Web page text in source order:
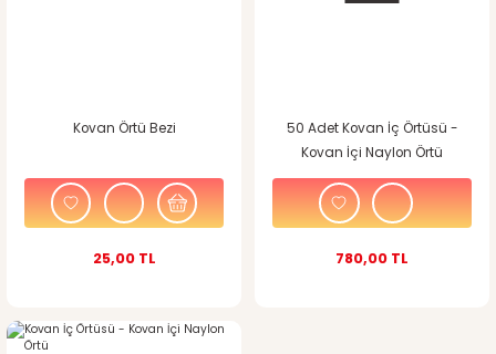
Kovan Örtü Bezi
25,00 TL
50 Adet Kovan İç Örtüsü -
Kovan İçi Naylon Örtü
780,00 TL